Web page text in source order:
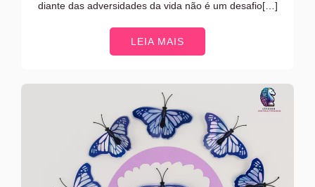
diante das adversidades da vida não é um desafio[…]
LEIA MAIS